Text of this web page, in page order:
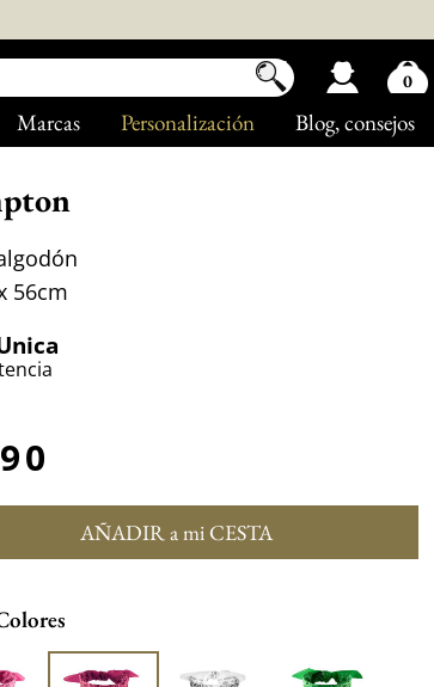
Blog, consejos
Personalización
Marcas
56cm
90
AÑADIR a mi CESTA
0